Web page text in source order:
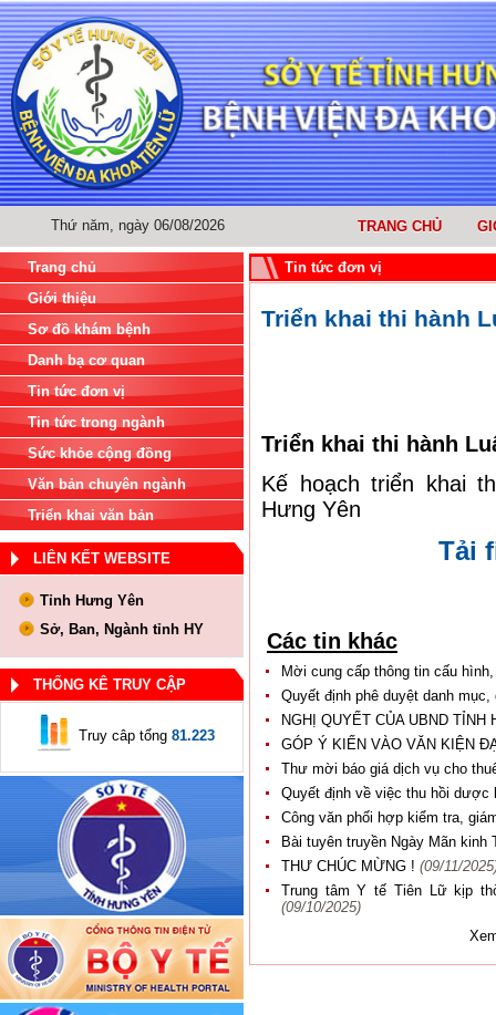
Thứ năm, ngày 06/08/2026 TRANG CHỦ
Trang chủ
Giới thiệu
Sơ đồ khám bệnh
Danh bạ cơ quan
Tin tức đơn vị
Tin tức trong ngành
Sức khỏe cộng đồng
Văn bản chuyên ngành
Triển khai văn bản
LIÊN KẾT WEBSITE
Tỉnh Hưng Yên
Sở, Ban, Ngành tỉnh HY
THỐNG KÊ TRUY CẬP
Truy câp tổng 81.223
Tin tức đơn vị
Triển khai thi hành
Triển khai thi hành
Kế hoạch triển khai
Hưng Yên
Tải
Các tin khác
Mời cung cấp thông tin cấu
Quyết định phê duyệt danh
NGHỊ QUYẾT CỦA UBND TỈNH
GÓP Ý KIẾN VÀO VĂN KIỆN
Thư mời báo giá dịch vụ cho
Quyết định về việc thu hồi
Công văn phối hợp kiểm tra,
Bài tuyên truyền Ngày Mãn
THƯ CHÚC MỪNG ! (09/11/
Trung tâm Y tế Tiên Lữ kịp
(09/10/2025)